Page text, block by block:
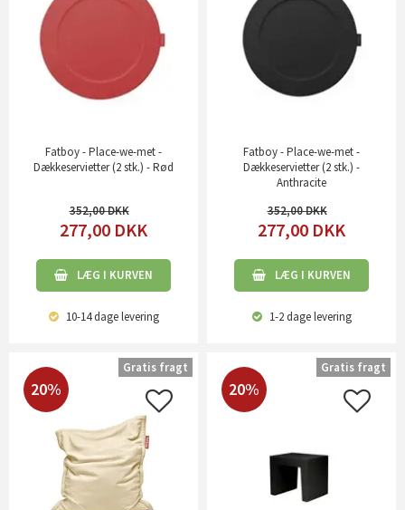
Fatboy - Place-we-met -
Dækkeservietter (2 stk.) - Rød
352,00
277,00 DKK
LÆG I KURVEN
10-14 dagelevering
Fatboy - Place-we-met -
Dækkeservietter (2 stk.) -
Anthracite
352,00
277,00 DKK
LÆG I KURVEN
1-2 dagelevering
20%
Gratis fragt
20%
Gratis fragt